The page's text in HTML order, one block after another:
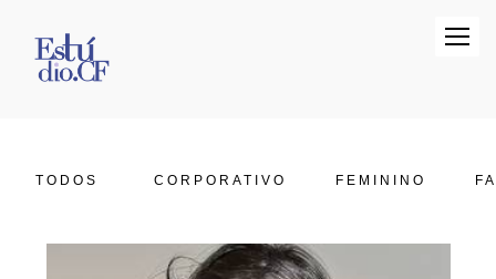
TODOS CORPORATIVO FEMININO